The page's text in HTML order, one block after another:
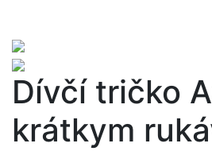
Dívčí tričko
krátkym